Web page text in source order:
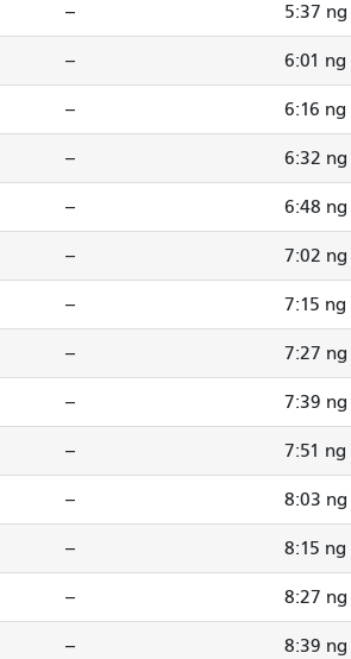
-- 5:37
-- 6:01 ng
-- 6:16 ng
-- 6:32
-- 6:48
-- 7:02
-- 7:15 ng
-- 7:27
-- 7:39
-- 7:51 ng
-- 8:03
-- 8:15 ng
-- 8:27
-- 8:39